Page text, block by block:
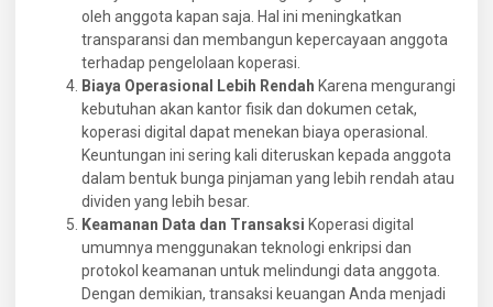
oleh anggota kapan saja. Hal ini meningkatkan
transparansi dan membangun kepercayaan anggota
terhadap pengelolaan koperasi.
Biaya Operasional Lebih Rendah Karena mengurangi
kebutuhan akan kantor fisik dan dokumen cetak,
koperasi digital dapat menekan biaya operasional.
Keuntungan ini sering kali diteruskan kepada anggota
dalam bentuk bunga pinjaman yang lebih rendah atau
dividen yang lebih besar.
Keamanan Data dan Transaksi Koperasi digital
umumnya menggunakan teknologi enkripsi dan
protokol keamanan untuk melindungi data anggota.
Dengan demikian, transaksi keuangan Anda menjadi